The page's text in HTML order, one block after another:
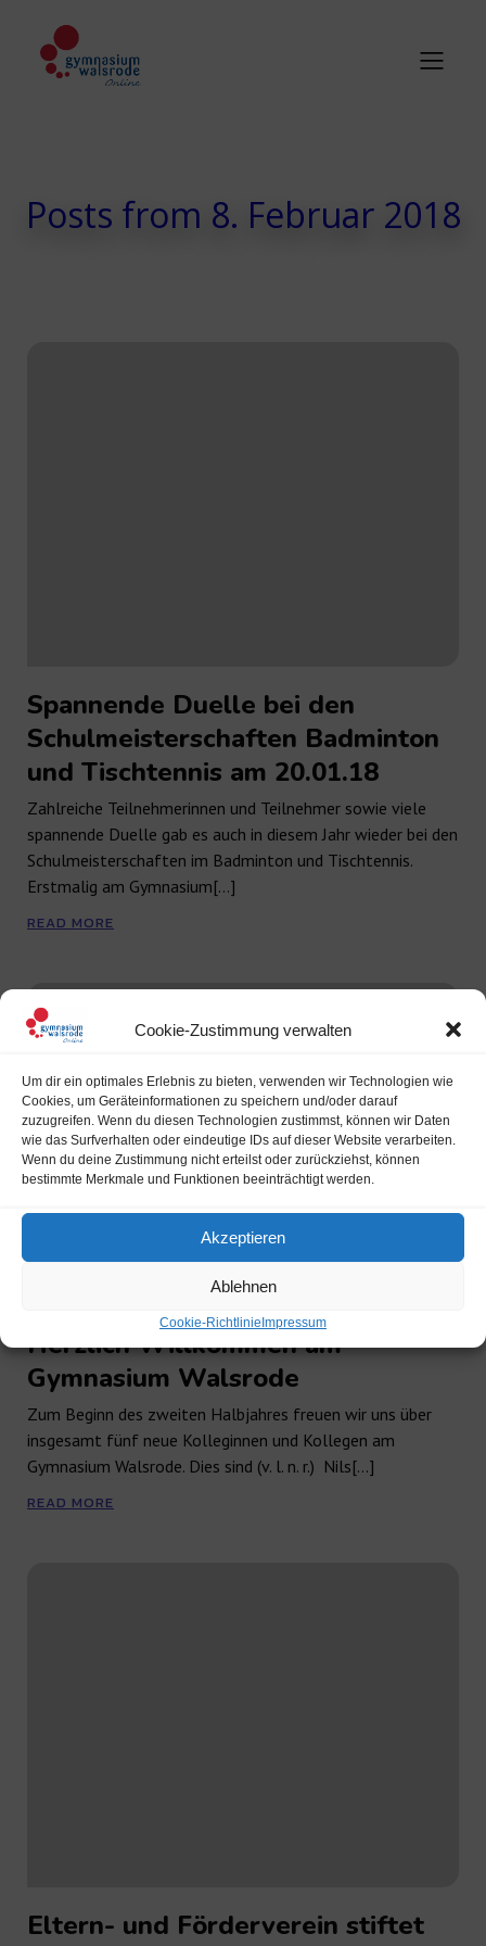
Cookie-Zustimmung verwalten
Um dir ein optimales Erlebnis zu bieten, verwenden wir Technologien wie
Cookies, um Geräteinformationen zu speichern und/oder darauf
zuzugreifen. Wenn du diesen Technologien zustimmst, können wir Daten
wie das Surfverhalten oder eindeutige IDs auf dieser Website verarbeiten.
Wenn du deine Zustimmung nicht erteilst oder zurückziehst, können
bestimmte Merkmale und Funktionen beeinträchtigt werden.
Akzeptieren
Ablehnen
Cookie-Richtlinie Impressum
Posts from 8. Februar 2018
Spannende Duelle bei den
Schulmeisterschaften Badminton
und Tischtennis am 20.01.18
Zahlreiche Teilnehmerinnen und Teilnehmer sowie viele
spannende Duelle gab es auch in diesem Jahr wieder bei den
Schulmeisterschaften im Badminton und Tischtennis.
Erstmalig am Gymnasium[…]
READ MORE
Herzlich Willkommen am
Gymnasium Walsrode
Zum Beginn des zweiten Halbjahres freuen wir uns über
insgesamt fünf neue Kolleginnen und Kollegen am
Gymnasium Walsrode. Dies sind (v. l. n. r.) Nils[…]
READ MORE
Eltern- und Förderverein stiftet